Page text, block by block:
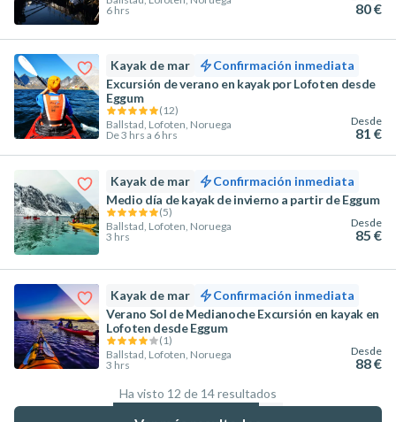
6 hrs
80 €
Kayak de mar
Confirmación inmediata
Excursión de verano en kayak por Lofoten desde
Eggum
(12)
Ballstad, Lofoten, Noruega
De 3 hrs a 6 hrs
Desde
81 €
Kayak de mar
Confirmación inmediata
Medio día de kayak de invierno a partir de Eggum
(5)
Ballstad, Lofoten, Noruega
3 hrs
Desde
85 €
Kayak de mar
Confirmación inmediata
Verano Sol de Medianoche Excursión en kayak en
Lofoten desde Eggum
(1)
Ballstad, Lofoten, Noruega
3 hrs
Desde
88 €
Ha visto 12 de 14 resultados
85.7 %